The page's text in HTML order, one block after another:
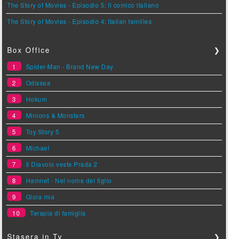
The Story of Movies - Episodio 5: Il comico italiano
The Story of Movies - Episodio 4: Italian families
Box Office ❯
1
Spider-Man - Brand New Day
2
Odissea
3
Hokum
4
Minions & Monsters
5
Toy Story 5
6
Michael
7
Il Diavolo veste Prada 2
8
Hamnet - Nel nome del figlio
9
Gioia mia
10
Terapia di famiglia
Stasera in Tv ❯